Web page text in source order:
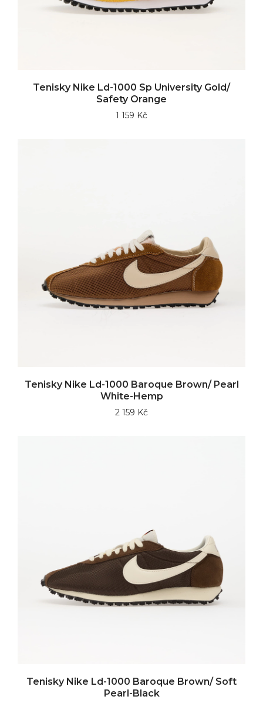
Tenisky Nike Ld-1000 Sp University Gold/
Safety Orange
1 159 Kč
Tenisky Nike Ld-1000 Baroque Brown/ Pearl
White-Hemp
2 159 Kč
Tenisky Nike Ld-1000 Baroque Brown/ Soft
Pearl-Black